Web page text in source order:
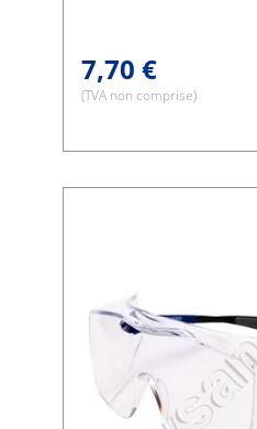
7,70 €
(TVA non comprise)